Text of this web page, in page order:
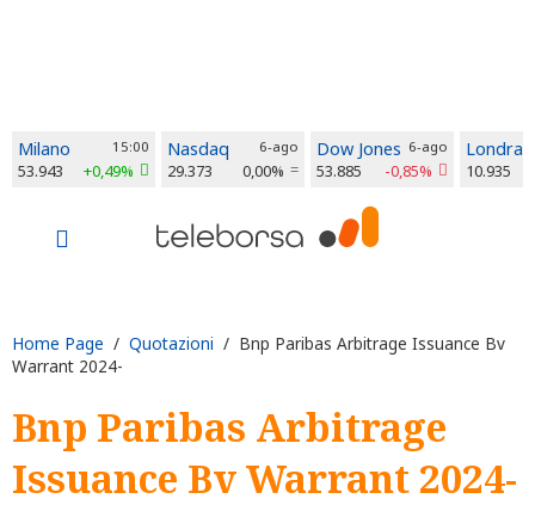
Milano 15:00
53.943 +0,49%
Nasdaq 6-ago
29.373 0,00%
Dow Jones 6-ago
53.885 -0,85%
Londra
10.935
Home Page / Quotazioni / Bnp Paribas Arbitrage Issuance Bv
Warrant 2024-
Bnp Paribas Arbitrage
Issuance Bv Warrant 2024-